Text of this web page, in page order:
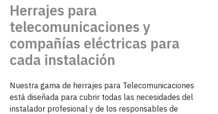
Herrajes para
telecomunicaciones y
compañías eléctricas para
cada instalación
Nuestra gama de herrajes para Telecomunicaciones
está diseñada para cubrir todas las necesidades del
instalador profesional y de los responsables de